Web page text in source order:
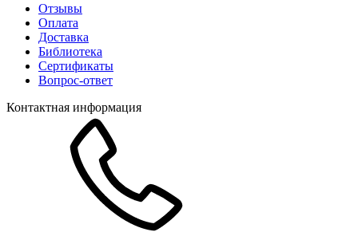
Отзывы
Оплата
Доставка
Библиотека
Сертификаты
Вопрос-ответ
Контактная информация